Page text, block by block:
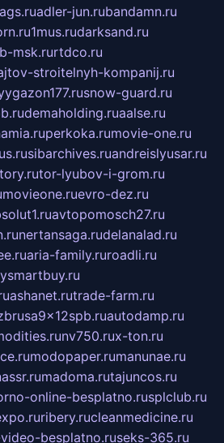
adler-jun.rubandamn.ru
1mus.rudarksand.ru
msk.rurtdco.ru
stroitelnyh-kompanij.ru
snow-guard.ru
demaholding.ruaalse.ru
perkoka.rumovie-one.ru
sibarchives.ruandreislyusar.ru
tor-lyubov-i-grom.ru
movieone.ruevro-dez.ru
avtopomosch27.ru
nertansaga.rudelanalad.ru
aria-family.ruroadli.ru
ashanet.rutrade-farm.ru
autodamp.ru
nv750.rux-ton.ru
modopaper.rumanunae.ru
madoma.rutajuncos.ru
online-besplatno.rusplclub.ru
ribery.rucleanmedicine.ru
besplatno.ruseks-365.ru